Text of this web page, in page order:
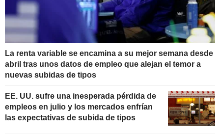
La renta variable se encamina a su mejor semana desde
abril tras unos datos de empleo que alejan el temor a
nuevas subidas de tipos
EE. UU. sufre una inesperada pérdida de
empleos en julio y los mercados enfrían
las expectativas de subida de tipos